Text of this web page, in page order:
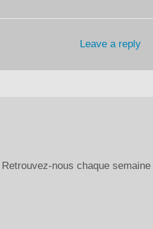
Leave a reply
nous chaque semaine